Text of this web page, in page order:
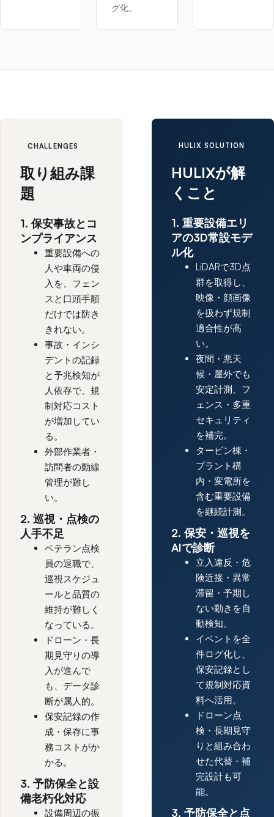
グ化。
CHALLENGES
取り組み課
題
1. 保安事故とコ
ンプライアンス
重要設備への
人や車両の侵
入を、フェン
スと口頭手順
だけでは防き
きれない。
事故・インシ
デントの記録
と予兆検知が
人依存で、規
制対応コスト
が増加してい
る。
外部作業者・
訪問者の動線
管理が難し
い。
2. 巡視・点検の
人手不足
ベテラン点検
員の退職で、
巡視スケジュ
ールと品質の
維持が難しく
なっている。
ドローン・長
期見守りの導
入が進んで
も、データ診
断が属人的。
保安記録の作
成・保存に事
務コストがか
かる。
3. 予防保全と設
備老朽化対応
設備周辺の振
HULIX SOLUTION
HULIXが解
くこと
1. 重要設備エリ
アの3D常設モデ
ル化
LiDARで3D点
群を取得し、
映像・顔画像
を扱わず規制
適合性が高
い。
夜間・悪天
候・屋外でも
安定計測、フ
ェンス・多重
セキュリティ
を補完。
タービン棟・
プラント構
内・変電所を
含む重要設備
を継続計測。
2. 保安・巡視を
AIで診断
立入違反・危
険近接・異常
滞留・予期し
ない動きを自
動検知。
イベントを全
件ログ化し、
保安記録とし
て規制対応資
料へ活用。
ドローン点
検・長期見守
りと組み合わ
せた代替・補
完設計も可
能。
3. 予防保全と点